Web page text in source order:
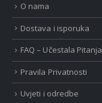
O nama
Dostava i isporuka
FAQ – Učestala Pitanja
Pravila Privatnosti
Uvjeti i odredbe